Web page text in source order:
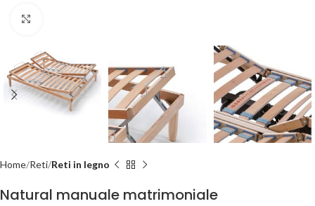
Home Reti Reti in legno
Natural manuale matrimoniale